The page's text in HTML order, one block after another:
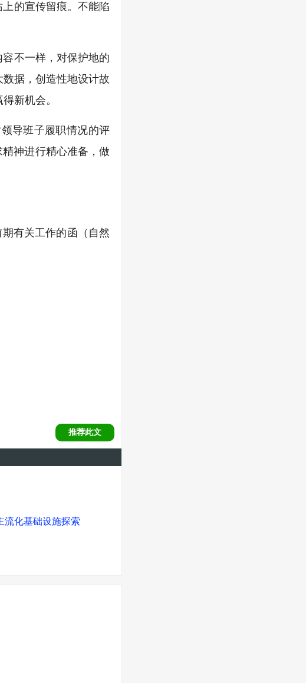
的宣传留痕。不能陷
不一样，对保护地的
据，创造性地设计故
新机会。
导班子履职情况的评
神进行精心准备，做
有关工作的函（自然
推荐此文
流化基础设施探索